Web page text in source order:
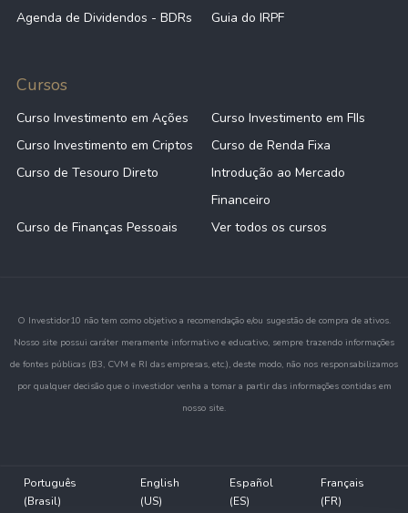
Agenda de Dividendos - BDRs Guia do IRPF
Cursos
Curso Investimento em Ações
Curso Investimento em FIIs
Curso Investimento em Criptos
Curso de Renda Fixa
Curso de Tesouro Direto
Introdução ao Mercado
Financeiro
Curso de Finanças Pessoais
Ver todos os cursos
O Investidor10 não tem como objetivo a recomendação e/ou sugestão de compra de ativos.
Nosso site possui caráter meramente informativo e educativo, sempre trazendo informações
de fontes públicas (B3, CVM e RI das empresas, etc.), deste modo, não nos responsabilizamos
por qualquer decisão que o investidor venha a tomar a partir das informações contidas em
nosso site.
Português
(Brasil)
English
(US)
Español
(ES)
Français
(FR)